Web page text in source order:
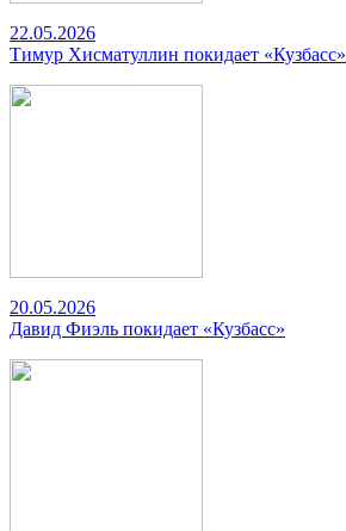
22.05.2026
Тимур Хисматуллин покидает «Кузбасс»
20.05.2026
Давид Фиэль покидает «Кузбасс»